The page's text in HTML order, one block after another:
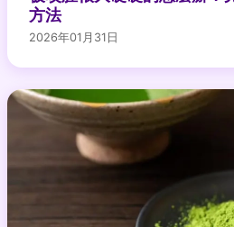
方法
2026年01月31日